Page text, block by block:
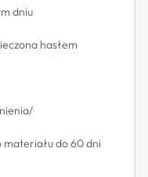
dniu
hasłem
do 60 dni